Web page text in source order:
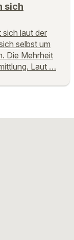
sich
sich laut der
selbst um
Die Mehrheit
Laut …